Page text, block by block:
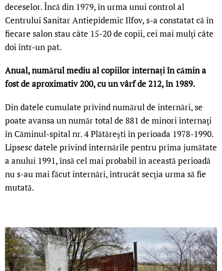
deceselor. Încă din 1979, în urma unui control al
Centrului Sanitar Antiepidemic Ilfov, s-a constatat că în
fiecare salon stau câte 15-20 de copii, cei mai mulţi câte
doi într-un pat.
Anual, numărul mediu al copiilor internați în cămin a
fost de aproximativ 200, cu un vârf de 212, în 1989.
Din datele cumulate privind numărul de internări, se
poate avansa un număr total de 881 de minori internaţi
în Căminul-spital nr. 4 Plătăreşti în perioada 1978-1990.
Lipsesc datele privind internările pentru prima jumătate
a anului 1991, însă cel mai probabil în această perioadă
nu s-au mai făcut internări, întrucât secţia urma să fie
mutată.